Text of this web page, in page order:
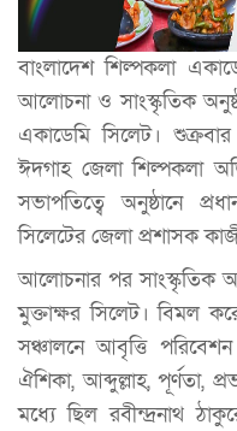
বাংলাদেশ শিল্পকলা
আলোচনা ও সাংস্কৃতিক
একাডেমি সিলেট।
ঈদগাহ জেলা শিল্পকলা
সভাপতিত্বে অনুষ্ঠানে
সিলেটের জেলা প্রশাসক
আলোচনার পর সাংস্কৃতিক
মুক্তাক্ষর সিলেট। বিমল
সঞ্চালনে আবৃত্তি
ঐশিকা, আব্দুল্লাহ, পূর্ণতা,
মধ্যে ছিল রবীন্দ্রনাথ